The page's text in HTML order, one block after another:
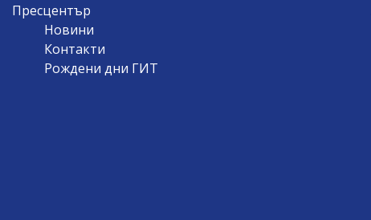
Пресцентър
Новини
Контакти
Рождени дни ГИТ